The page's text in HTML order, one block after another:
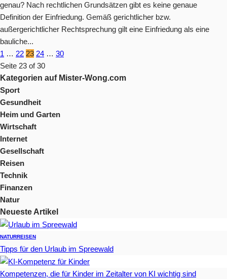
genau? Nach rechtlichen Grundsätzen gibt es keine genaue
Definition der Einfriedung. Gemäß gerichtlicher bzw.
außergerichtlicher Rechtsprechung gilt eine Einfriedung als eine
bauliche...
1 … 22 23 24 … 30
Seite 23 of 30
Kategorien auf Mister-Wong.com
Sport
Gesundheit
Heim und Garten
Wirtschaft
Internet
Gesellschaft
Reisen
Technik
Finanzen
Natur
Neueste Artikel
NATURREISEN
Tipps für den Urlaub im Spreewald
Kompetenzen, die für Kinder im Zeitalter von KI wichtig sind